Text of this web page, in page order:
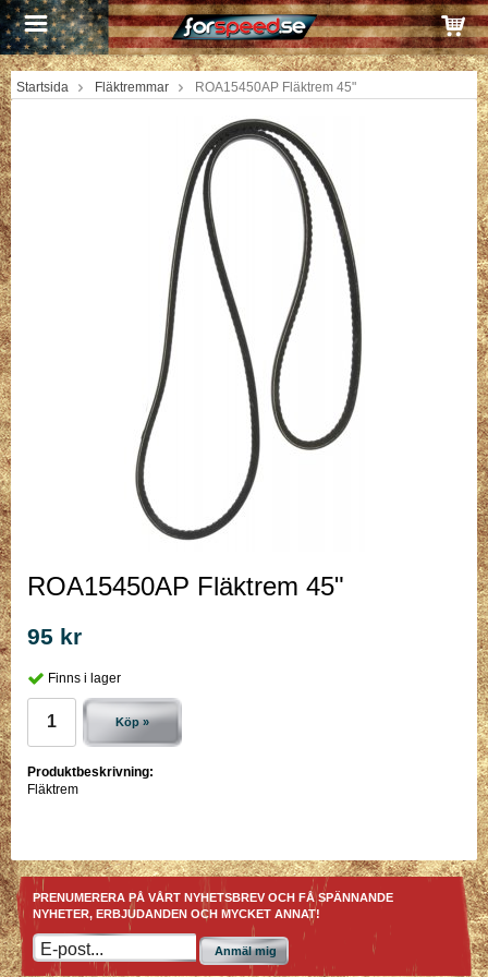
Startsida Fläktremmar ROA15450AP Fläktrem 45"
ROA15450AP Fläktrem 45"
95 kr
Finns i lager
Köp »
Produktbeskrivning:
Fläktrem
PRENUMERERA PÅ VÅRT NYHETSBREV OCH FÅ SPÄNNANDE
NYHETER, ERBJUDANDEN OCH MYCKET ANNAT!
Anmäl mig